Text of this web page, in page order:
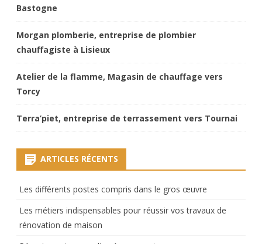
Bastogne
Morgan plomberie, entreprise de plombier
chauffagiste à Lisieux
Atelier de la flamme, Magasin de chauffage vers
Torcy
Terra’piet, entreprise de terrassement vers Tournai
ARTICLES RÉCENTS
Les différents postes compris dans le gros œuvre
Les métiers indispensables pour réussir vos travaux de
rénovation de maison